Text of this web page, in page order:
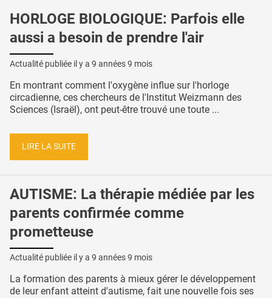
HORLOGE BIOLOGIQUE: Parfois elle
aussi a besoin de prendre l'air
Actualité publiée il y a 9 années 9 mois
En montrant comment l'oxygène influe sur l'horloge
circadienne, ces chercheurs de l'Institut Weizmann des
Sciences (Israël), ont peut-être trouvé une toute ...
LIRE LA SUITE
AUTISME: La thérapie médiée par les
parents confirmée comme
prometteuse
Actualité publiée il y a 9 années 9 mois
La formation des parents à mieux gérer le développement
de leur enfant atteint d'autisme, fait une nouvelle fois ses